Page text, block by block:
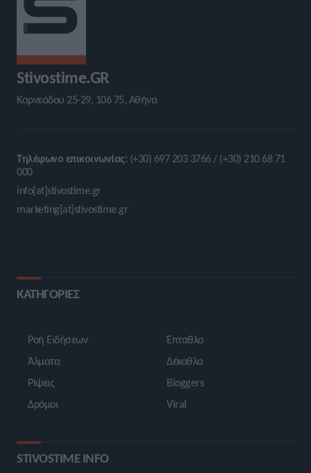
Stivostime.GR
Καρνεάδου 25-29, 106 75, Αθήνα
Τηλέφωνο επικοινωνίας: (+30) 697 203 3766 / (+30) 210 68 71
000
info[at]stivostime.gr
marketing[at]stivostime.gr
ΚΑΤΗΓΟΡΙΕΣ
Ροή Ειδήσεων
Άλματα
Ρίψεις
Δρόμοι
Έπταθλο
Δέκαθλο
Bloggers
Viral
STIVOSTIME INFO